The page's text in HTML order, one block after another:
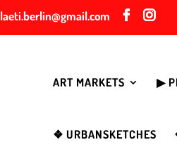
laeti.berlin@gmail.com
ART MARKETS ▶︎
❖ URBANSKETCHES